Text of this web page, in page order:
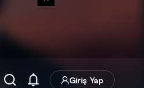
Giriş Yap